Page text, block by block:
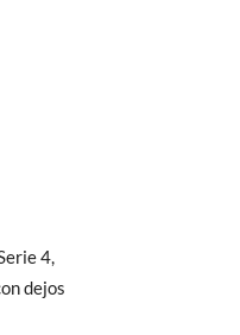
4,
dejos